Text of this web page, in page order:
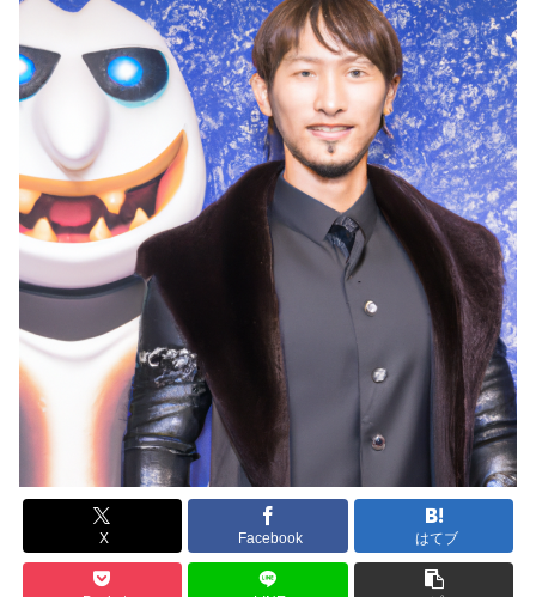
X Facebook はてブ